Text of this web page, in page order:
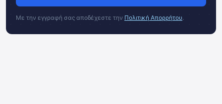
Με την εγγραφή σας αποδέχεστε την Πολιτική Απορρήτου.